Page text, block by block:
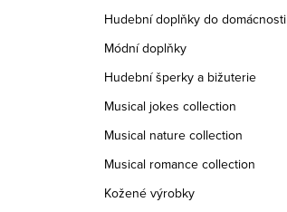
Hudební doplňky do domácnosti
Módní doplňky
Hudební šperky a bižuterie
Musical jokes collection
Musical nature collection
Musical romance collection
Kožené výrobky